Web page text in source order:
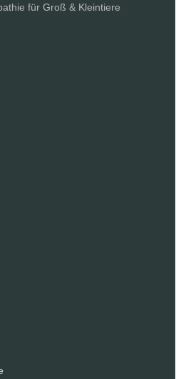
für Groß & Kleintiere